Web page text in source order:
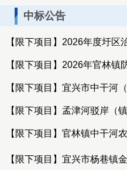
中标公告
【限下项目】2026年度圩区
【限下项目】2026年官林镇
【限下项目】宜兴市中干河
【限下项目】孟津河驳岸（
【限下项目】官林镇中干河
【限下项目】宜兴市杨巷镇